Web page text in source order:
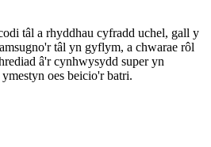
tâl a rhyddhau cyfradd uchel, gall y
tâl yn gyflym, a chwarae rôl
â'r cynhwysydd super yn
oes beicio'r batri.